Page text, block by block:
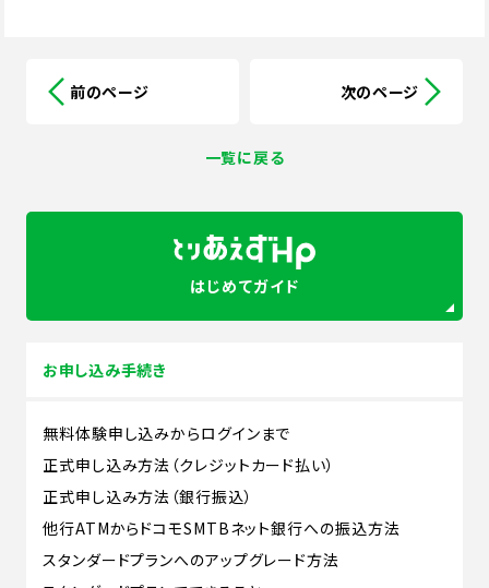
前のページ
一覧に戻る
次のページ
はじめてガイド
お申し込み手続き
無料体験申し込みからログインまで
正式申し込み方法（クレジットカード払い）
正式申し込み方法（銀行振込）
他行ATMからドコモSMTBネット銀行への振込方法
スタンダードプランへのアップグレード方法